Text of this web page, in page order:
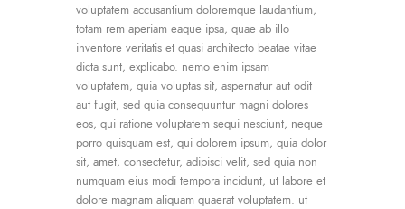
voluptatem accusantium doloremque laudantium,
totam rem aperiam eaque ipsa, quae ab illo
inventore veritatis et quasi architecto beatae vitae
dicta sunt, explicabo. nemo enim ipsam
voluptatem, quia voluptas sit, aspernatur aut odit
aut fugit, sed quia consequuntur magni dolores
eos, qui ratione voluptatem sequi nesciunt, neque
porro quisquam est, qui dolorem ipsum, quia dolor
sit, amet, consectetur, adipisci velit, sed quia non
numquam eius modi tempora incidunt, ut labore et
dolore magnam aliquam quaerat voluptatem. ut